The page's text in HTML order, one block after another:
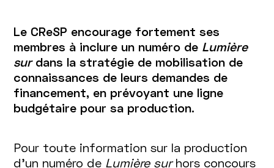
Le CReSP encourage fortement ses
membres à inclure un numéro de Lumière
sur dans la stratégie de mobilisation de
connaissances de leurs demandes de
financement, en prévoyant une ligne
budgétaire pour sa production.
Pour toute information sur la production
d'un numéro de Lumière surhors concours